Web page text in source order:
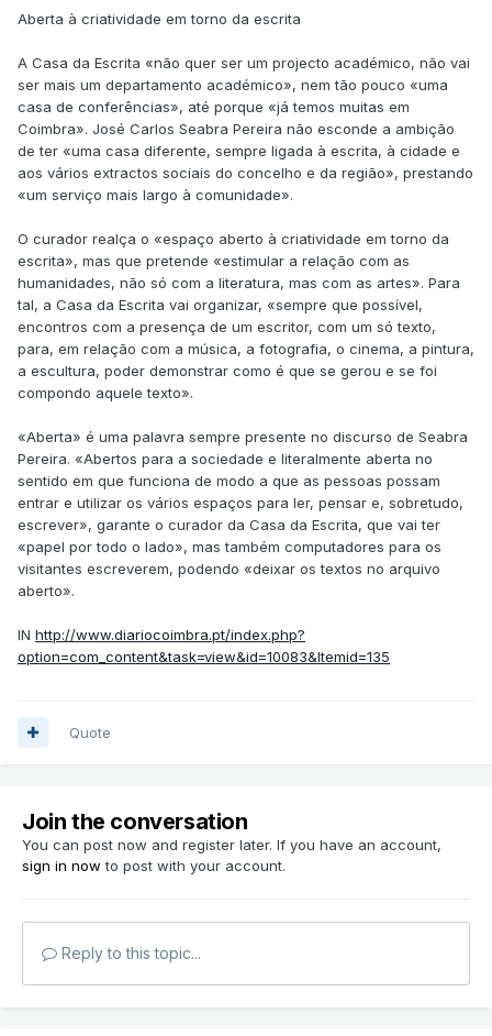
Aberta à criatividade em torno da escrita
A Casa da Escrita «não quer ser um projecto académico, não vai
ser mais um departamento académico», nem tão pouco «uma
casa de conferências», até porque «já temos muitas em
Coimbra». José Carlos Seabra Pereira não esconde a ambição
de ter «uma casa diferente, sempre ligada à escrita, à cidade e
aos vários extractos sociais do concelho e da região», prestando
«um serviço mais largo à comunidade».
O curador realça o «espaço aberto à criatividade em torno da
escrita», mas que pretende «estimular a relação com as
humanidades, não só com a literatura, mas com as artes». Para
tal, a Casa da Escrita vai organizar, «sempre que possível,
encontros com a presença de um escritor, com um só texto,
para, em relação com a música, a fotografia, o cinema, a pintura,
a escultura, poder demonstrar como é que se gerou e se foi
compondo aquele texto».
«Aberta» é uma palavra sempre presente no discurso de Seabra
Pereira. «Abertos para a sociedade e literalmente aberta no
sentido em que funciona de modo a que as pessoas possam
entrar e utilizar os vários espaços para ler, pensar e, sobretudo,
escrever», garante o curador da Casa da Escrita, que vai ter
«papel por todo o lado», mas também computadores para os
visitantes escreverem, podendo «deixar os textos no arquivo
aberto».
IN http://www.diariocoimbra.pt/index.php?
option=com_content&task=view&id=10083&Itemid=135
Quote
Join the conversation
You can post now and register later. If you have an account,
sign in now to post with your account.
Reply to this topic...